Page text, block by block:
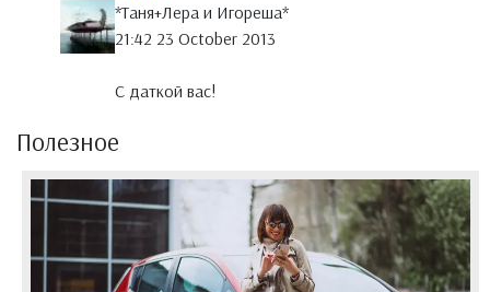
*Таня+Лера и Игореша*
21:42 23 October 2013
С даткой вас!
Полезное